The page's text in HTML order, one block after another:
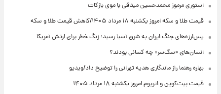
استوری مرموز محمدحسین میثاقی با موی بازکات
قیمت طلا و سکه امروز یکشنبه ۱۸ مرداد ۱۴۰۵/کاهش قیمت طلا و سکه
پس‌لرزه‌های جنگ ایران به شرق آسیا رسید؛ زنگ خطر برای ارتش آمریکا
انسان‌های «سگ‌سر» چه کسانی بودند؟
بهاره رهنما راز ماندگاری هدیه تهرانی را توضیح داد/ویدیو
قیمت بیت‌کوین و اتریوم امروز یکشنبه ۱۸ مرداد ۱۴۰۵